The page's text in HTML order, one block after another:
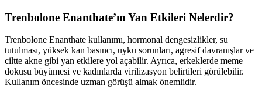
Trenbolone Enanthate’ın Yan Etkileri Nelerdir?
Trenbolone Enanthate kullanımı, hormonal dengesizlikler, su
tutulması, yüksek kan basıncı, uyku sorunları, agresif davranışlar ve
ciltte akne gibi yan etkilere yol açabilir. Ayrıca, erkeklerde meme
dokusu büyümesi ve kadınlarda virilizasyon belirtileri görülebilir.
Kullanım öncesinde uzman görüşü almak önemlidir.